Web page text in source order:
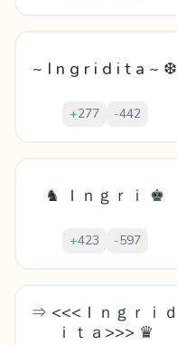
~ I n g r i d i t a ~ ❆
+277 -442
♞ Ｉｎｇｒｉ ♚
+423 -597
⇒ <<<Ｉｎｇｒｉｄ
ｉｔａ>>> ♛